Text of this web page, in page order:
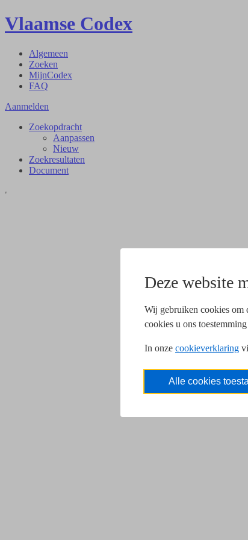
Deze website
Wij gebruiken cookies om
cookies u ons
In onze cookieverklaring
Alle cookies
Vlaamse Codex
Algemeen
Zoeken
MijnCodex
FAQ
Aanmelden
Zoekopdracht
Aanpassen
Nieuw
Zoekresultaten
Document